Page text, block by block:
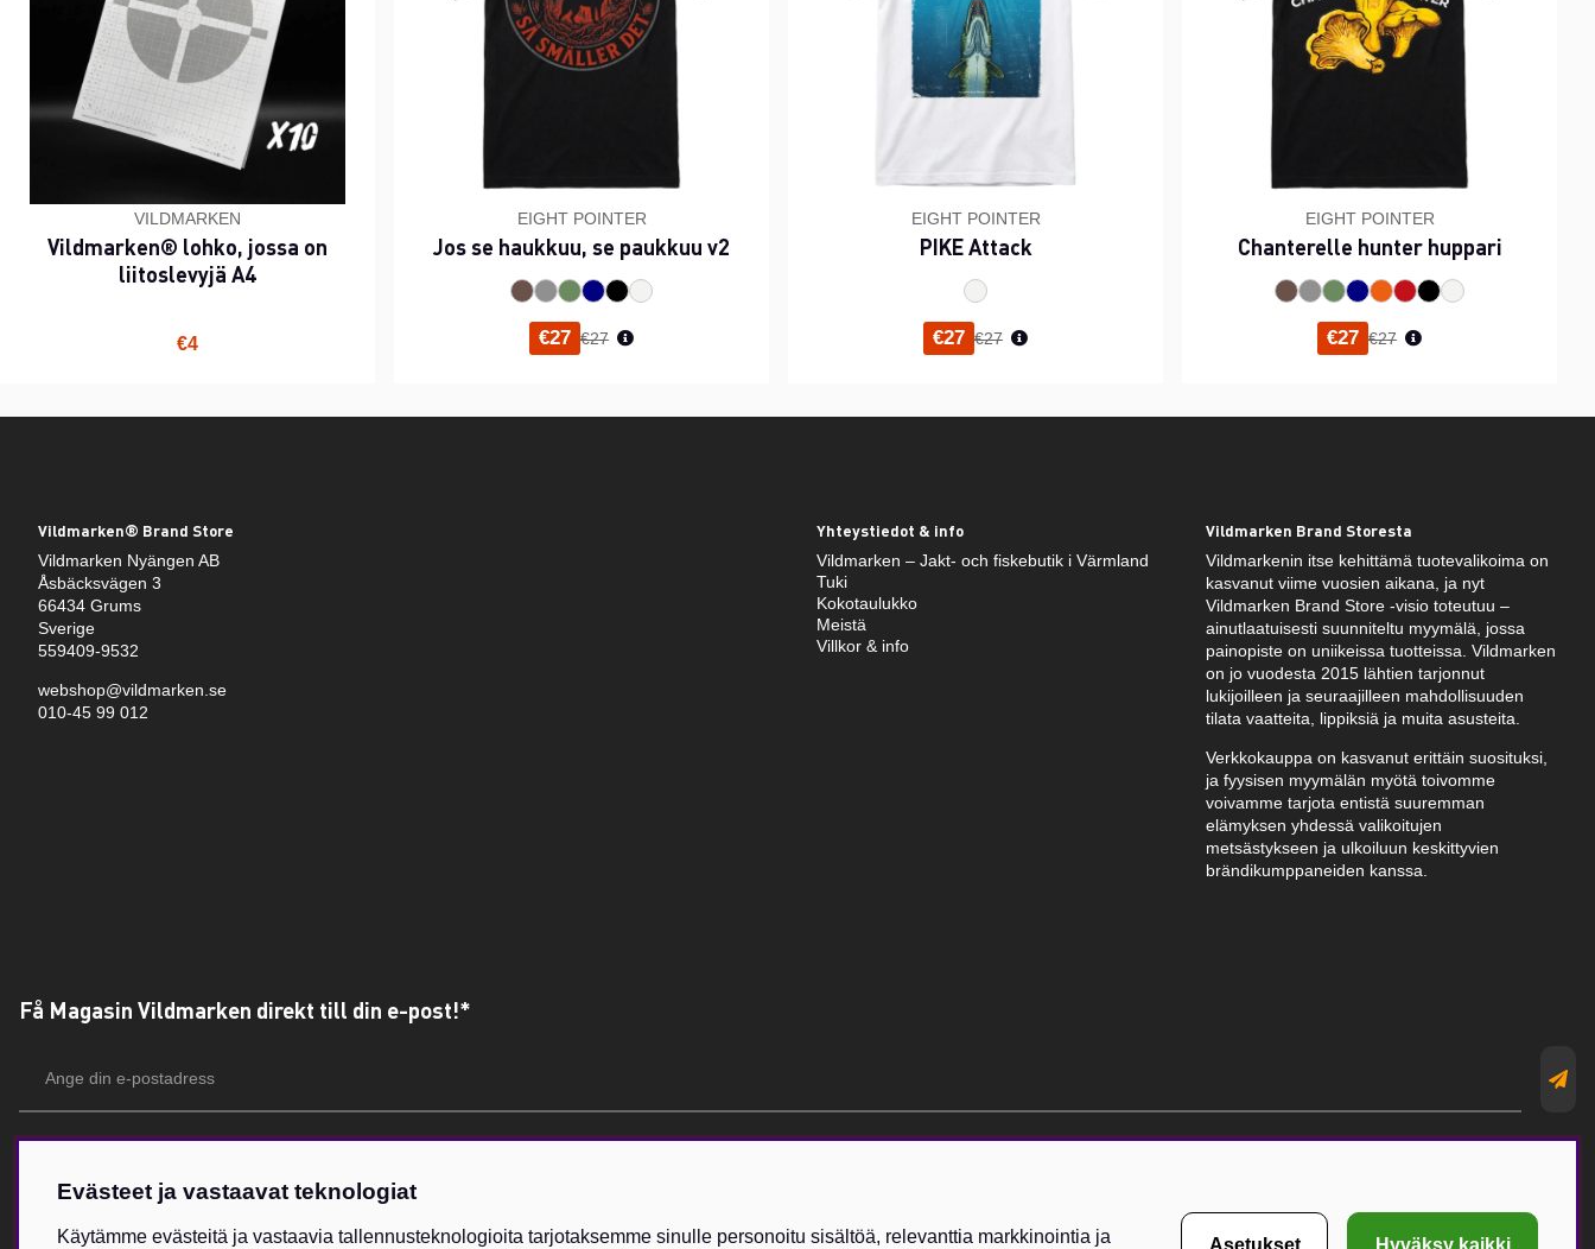
VILDMARKEN
Vildmarken® lohko, jossa on
liitoslevyjä A4
€4
EIGHT POINTER
Jos se haukkuu, se paukkuu v2
€27 Normaali hinta
€27
EIGHT POINTER
PIKE Attack
€27 Normaali hinta
€27
EIGHT POINTER
Chanterelle hunter huppari
€27 Normaali hinta
€27
Vildmarken® Brand Store
Vildmarken Nyängen AB
Åsbäcksvägen 3
66434 Grums
Sverige
559409-9532
webshop@vildmarken.se
010-45 99 012
Yhteystiedot & info
Vildmarken – Jakt- och fiskebutik i Värmland
Tuki
Kokotaulukko
Meistä
Villkor & info
Vildmarken Brand Storesta
Vildmarkenin itse kehittämä tuotevalikoima on
kasvanut viime vuosien aikana, ja nyt
Vildmarken Brand Store -visio toteutuu –
ainutlaatuisesti suunniteltu myymälä, jossa
painopiste on uniikeissa tuotteissa. Vildmarken
on jo vuodesta 2015 lähtien tarjonnut
lukijoilleen ja seuraajilleen mahdollisuuden
tilata vaatteita, lippiksiä ja muita asusteita.
Verkkokauppa on kasvanut erittäin suosituksi,
ja fyysisen myymälän myötä toivomme
voivamme tarjota entistä suuremman
elämyksen yhdessä valikoitujen
metsästykseen ja ulkoiluun keskittyvien
brändikumppaneiden kanssa.
Få Magasin Vildmarken direkt till din e-post!*
postadress
Evästeet ja vastaavat teknologiat
Käytämme evästeitä ja vastaavia tallennusteknologioita tarjotaksemme sinulle personoitu sisältöä, relevanttia markkinointia ja
Asetukset Hyväksy kaikki